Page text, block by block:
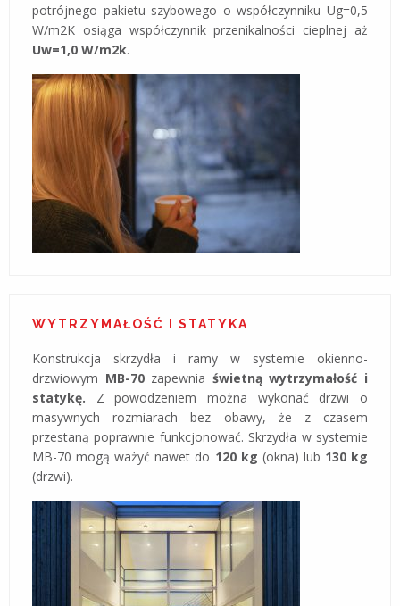
potrójnego pakietu szybowego o współczynniku Ug=0,5
W/m2K osiąga współczynnik przenikalności cieplnej aż
Uw=1,0 W/m2k.
WYTRZYMAŁOŚĆ I STATYKA
Konstrukcja skrzydła i ramy w systemie okienno-
drzwiowym MB-70zapewnia świetną wytrzymałość i
statykę. Z powodzeniem można wykonać drzwi o
masywnych rozmiarach bez obawy, że z czasem
przestaną poprawnie funkcjonować. Skrzydła w systemie
MB-70 mogą ważyć nawet do 120 kg (okna) lub 130 kg
(drzwi).